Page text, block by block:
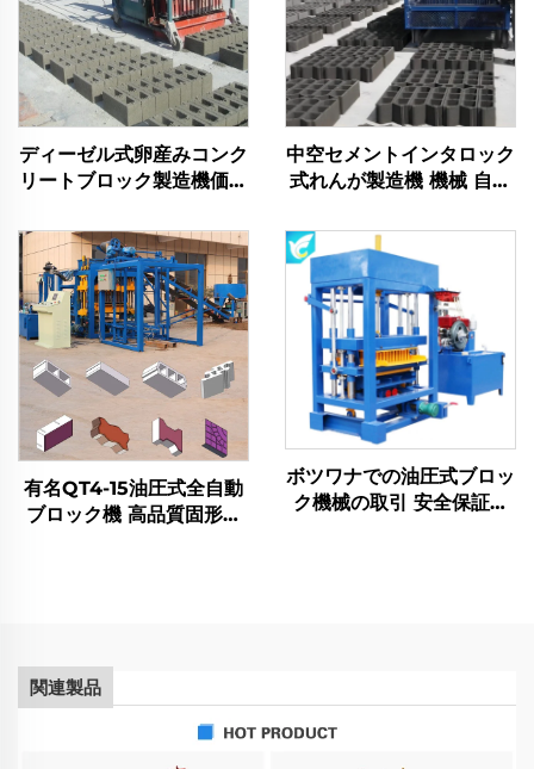
ディーゼル式卵産みコンク
リートブロック製造機価格
ロック成型機
中空セメントインタロック
式れんが製造機 機械 自動
ク製造機
有名QT4-15油圧式全自動
ブロック機 高品質固形煉
ボツワナでの油圧式ブロッ
ク機械の取引 安全保証付
関連製品